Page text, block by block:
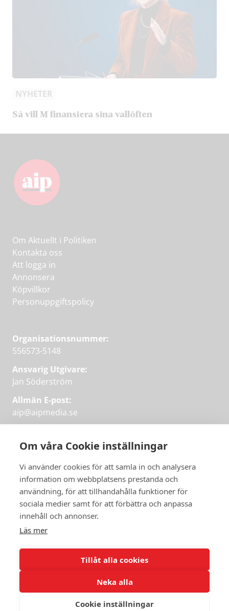
Om våra Cookie inställningar
Vi använder cookies för att samla in och analysera
information om webbplatsens prestanda och
användning, för att tillhandahålla funktioner för
sociala medier samt för att förbättra och anpassa
innehåll och annonser.
Läs mer
Tillåt alla cookies
Neka alla
Cookie inställningar
första månaden
gratis.
PRENUMERERA
NYHETER
Så vill M finansiera sina vallöften
Om Aktuellt i Politiken
Kontakta oss
Att logga in
Annonsera
Köpvillkor
Personuppgiftspolicy
Organisationsnummer:
556573-5148
Ansvarig Utgivare:
Jan Söderström
Allmän E-post:
aip@aipmedia.se
aip@flowyinfo.seeller 08-1210 60 40.
Instagram
LinkedIn
Twitter
Facebook
Få veckans bästa
artiklar på mejlen
PRENUMERERA